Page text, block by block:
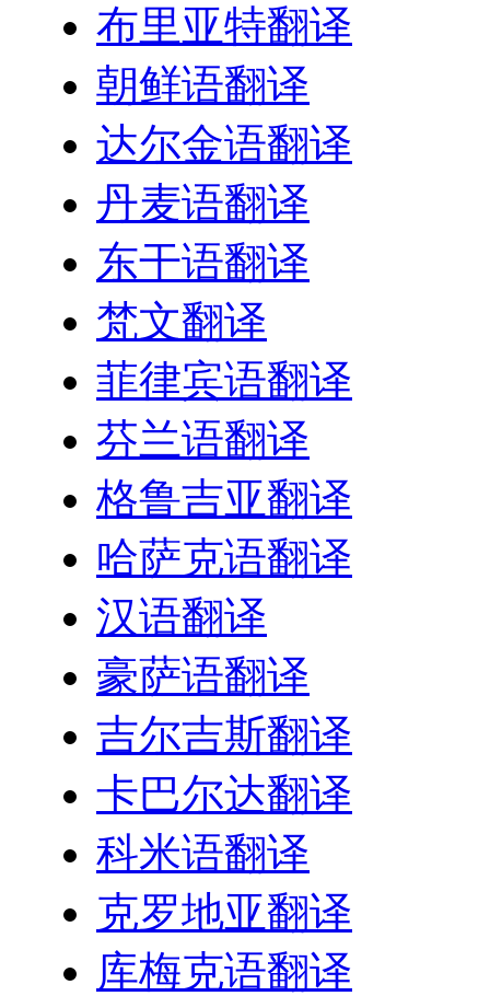
布里亚特翻译
朝鲜语翻译
达尔金语翻译
丹麦语翻译
东干语翻译
梵文翻译
菲律宾语翻译
芬兰语翻译
格鲁吉亚翻译
哈萨克语翻译
汉语翻译
豪萨语翻译
吉尔吉斯翻译
卡巴尔达翻译
科米语翻译
克罗地亚翻译
库梅克语翻译